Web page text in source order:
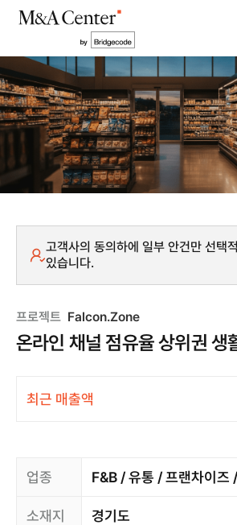
고객사의 동의하에 일부 안건만 선택
있습니다.
프로젝트 Falcon.Zone
온라인 채널 점유율 상위권 생
최근 매출액
업종 F&B / 유통 / 프랜차이즈
소재지 경기도